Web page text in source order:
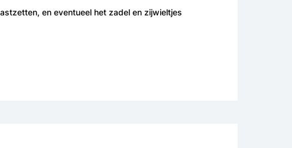
en eventueel het zadel en zijwieltjes